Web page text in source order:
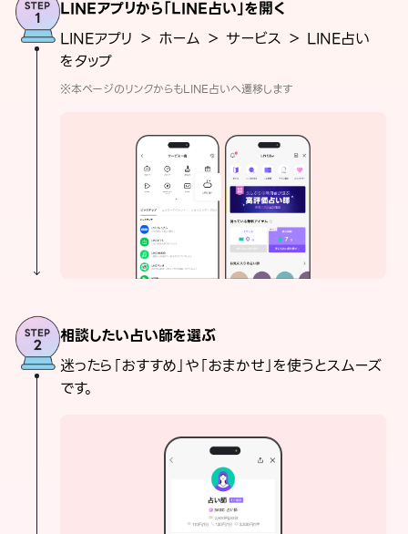
LINEアプリから「LINE占い」を開く
LINEアプリ ＞ ホーム ＞ サービス ＞ LINE占い
をタップ
※本ページのリンクからもLINE占いへ遷移します
相談したい占い師を選ぶ
迷ったら「おすすめ」や「おまかせ」を使うとスムーズ
です。